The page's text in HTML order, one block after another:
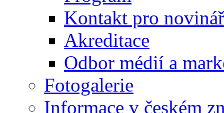
Kontakt pro
Akreditace
Odbor médií a
Fotogalerie
Informace v českém